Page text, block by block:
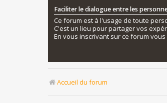
Faciliter le dialogue entre les
Ce forum est à l'usage de toute
C'est un lieu pour partager vos
En vous inscrivant sur ce forum
Accueil du forum